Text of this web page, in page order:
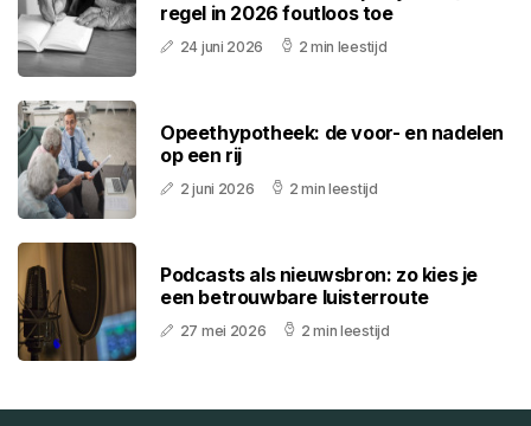
regel in 2026 foutloos toe
24 juni 2026 2 min leestijd
Opeethypotheek: de voor- en nadelen
op een rij
2 juni 2026 2 min leestijd
Podcasts als nieuwsbron: zo kies je
een betrouwbare luisterroute
27 mei 2026 2 min leestijd